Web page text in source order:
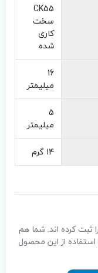
CK55
سخت
کاری
شده
16
میلیمتر
5
میلیمتر
14 گرم
را ثبت کرده اند. شما هم
از این محصول